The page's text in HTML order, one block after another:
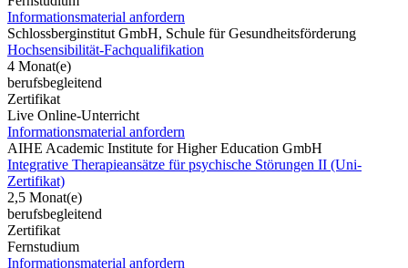
Informationsmaterial anfordern
Schlossberginstitut GmbH, Schule für Gesundheitsförderung
Hochsensibilität-Fachqualifikation
4 Monat(e)
berufsbegleitend
Zertifikat
Live Online-Unterricht
Informationsmaterial anfordern
AIHE Academic Institute for Higher Education GmbH
Integrative Therapieansätze für psychische Störungen II (Uni-
Zertifikat)
2,5 Monat(e)
berufsbegleitend
Zertifikat
Fernstudium
Informationsmaterial anfordern